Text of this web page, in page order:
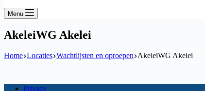
Menu
AkeleiWG Akelei
Home Locaties Wachtlijsten en oproepen AkeleiWG Akelei
Privacy